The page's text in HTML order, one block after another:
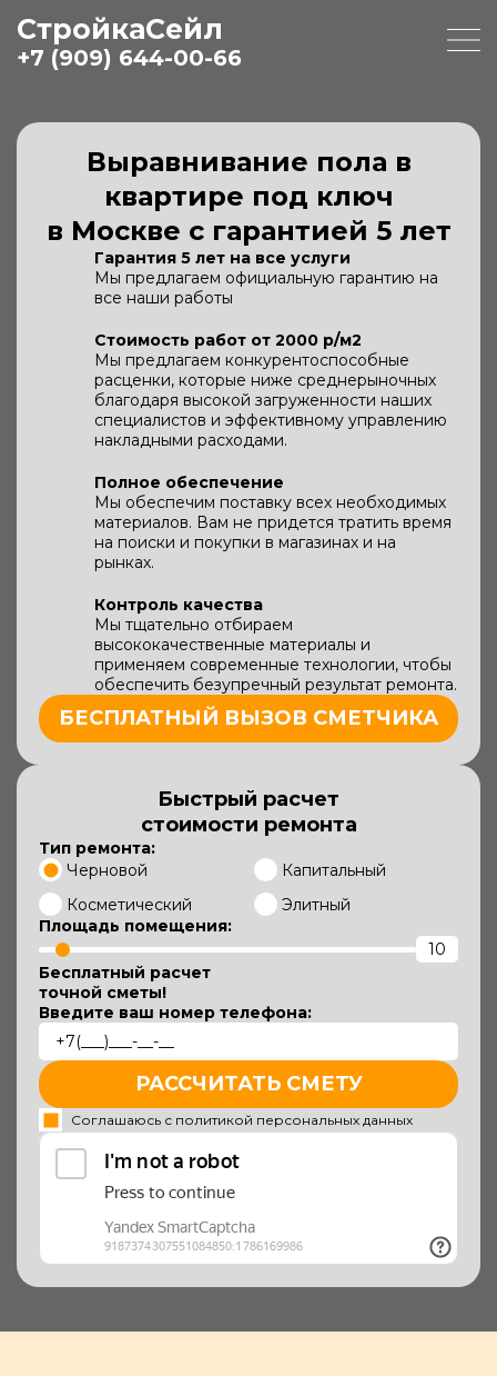
СтройкаСейл
+7 (909) 644-00-66
Выравнивание пола в
квартире под ключ
в Москве с гарантией 5 лет
Гарантия 5 лет на все услуги
Мы предлагаем официальную гарантию на
все наши работы
Стоимость работ от 2000 р/м2
Мы предлагаем конкурентоспособные
расценки, которые ниже среднерыночных
благодаря высокой загруженности наших
специалистов и эффективному управлению
накладными расходами.
Полное обеспечение
Мы обеспечим поставку всех необходимых
материалов. Вам не придется тратить время
на поиски и покупки в магазинах и на
рынках.
Контроль качества
Мы тщательно отбираем
высококачественные материалы и
применяем современные технологии, чтобы
обеспечить безупречный результат ремонта.
БЕСПЛАТНЫЙ ВЫЗОВ СМЕТЧИКА
Быстрый расчет
стоимости ремонта
Тип ремонта:
Черновой
Капитальный
Косметический
Элитный
Площадь помещения:
Бесплатный расчет
точной сметы!
Введите ваш номер телефона:
РАССЧИТАТЬ СМЕТУ
Соглашаюсь с политикой персональных данных